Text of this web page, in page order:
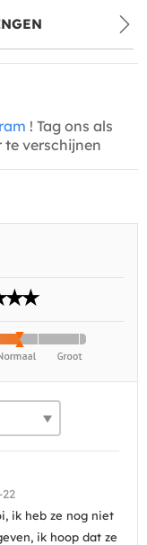
! Tag ons als
te verschijnen
ik heb ze nog niet
ik hoop dat ze